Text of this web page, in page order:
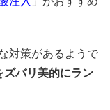
対策があるようで
ズバリ美的にラン